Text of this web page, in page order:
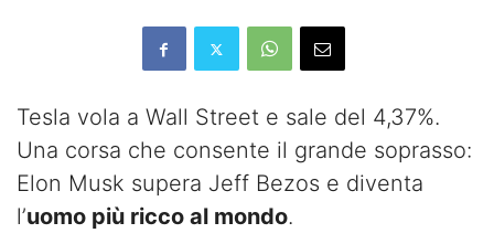
Tesla vola a Wall Street e sale del 4,37%.
Una corsa che consente il grande soprasso:
Elon Musk supera Jeff Bezos e diventa
l’uomo più ricco al mondo.